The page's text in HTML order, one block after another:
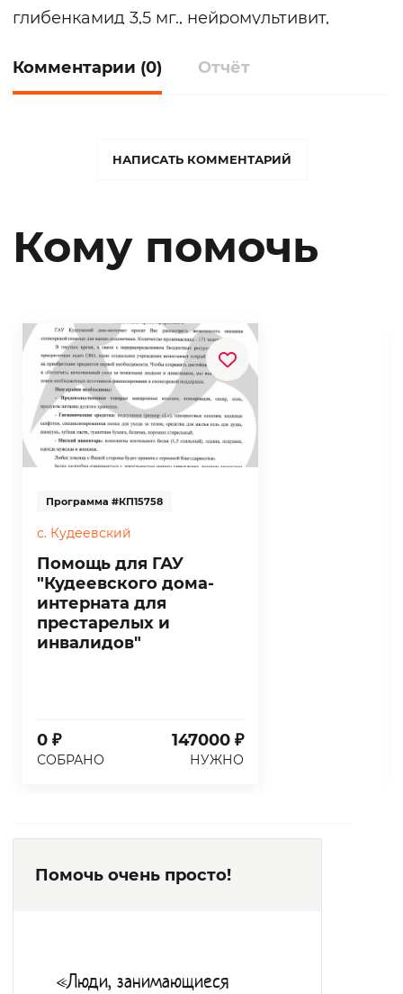
глибенкамид 3,5 мг., нейромультивит,
бисопролол 2,5 мг., аторвастатин 20 мг.,
другого человека, может принять участие
лекарства, средства гигиены, или внести
кто в этом действительно нуждается.
Комментарии (0) Отчёт
НАПИСАТЬ КОММЕНТАРИЙ
Кому помочь
Программа #КП15758
с. Кудеевский
Помощь для ГАУ
"Кудеевского дома-
интерната для
престарелых и
инвалидов"
0 ₽ 147000 ₽
СОБРАНО НУЖНО
Помочь очень просто!
«Люди, занимающиеся